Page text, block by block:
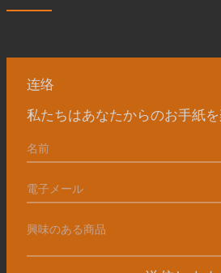
连络